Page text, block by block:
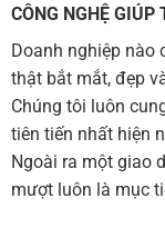
CÔNG NGHỆ GIÚP
Doanh nghiệp nào
thật bắt mắt, đẹp
Chúng tôi luôn
tiên tiến nhất hiện
Ngoài ra một giao
mượt luôn là mục